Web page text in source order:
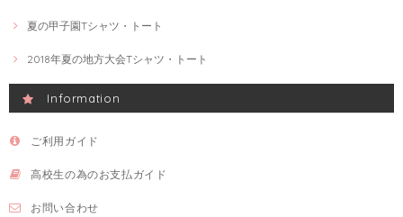
夏の甲子園Tシャツ・トート
2018年夏の地方大会Tシャツ・トート
Information
ご利用ガイド
高校生の為のお支払ガイド
お問い合わせ